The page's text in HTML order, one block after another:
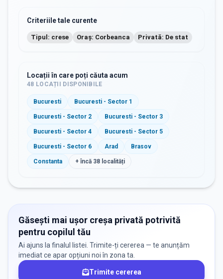
Criteriile tale curente
Tipul: crese Oraș: Corbeanca Privată: De stat
Locații în care poți căuta acum
48 LOCAȚII DISPONIBILE
Bucuresti Bucuresti - Sector 1
Bucuresti - Sector 2 Bucuresti - Sector 3
Bucuresti - Sector 4 Bucuresti - Sector 5
Bucuresti - Sector 6 Arad Brasov
Constanta + încă 38 localități
Găsești mai ușor creșa privată potrivită
pentru copilul tău
Ai ajuns la finalul listei. Trimite-ți cererea — te anunțăm
imediat ce apar opțiuni noi în zona ta.
Trimite cererea